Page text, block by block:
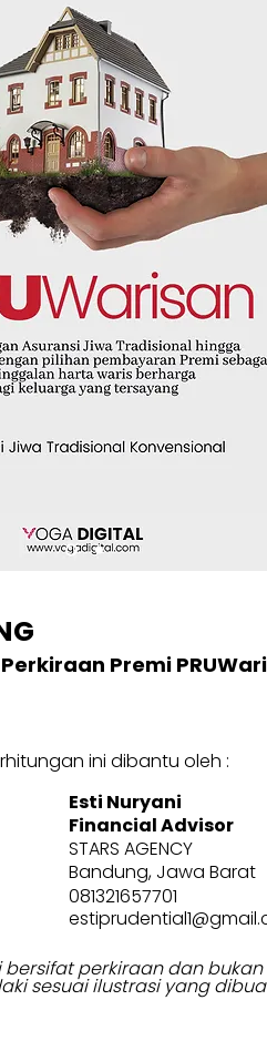
Premi
ini dibantu oleh :
Bandung, Jawa Barat
081321657701
bersifat perkiraan dan
sesuai ilustrasi yang
Esti Nuryani
Financial Advisor
STARS AGENCY